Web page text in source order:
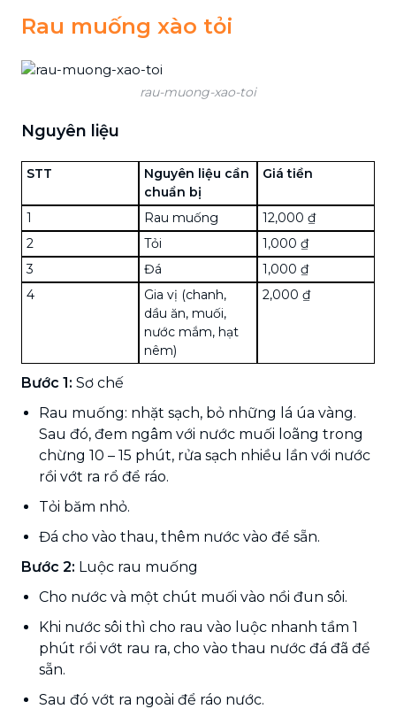
Rau muống xào tỏi
rau-muong-xao-toi
Nguyên liệu
STT
Nguyên liệu cần
chuẩn bị
Giá tiền
1 Rau muống
12,000 ₫
2
Tỏi
1,000 ₫
3
Đá
1,000 ₫
4
Gia vị (chanh,
dầu ăn, muối,
nước mắm, hạt
nêm)
2,000 ₫
Bước 1: Sơ chế
Rau muống: nhặt sạch, bỏ những lá úa vàng.
Sau đó, đem ngâm với nước muối loãng trong
chừng 10 – 15 phút, rửa sạch nhiều lần với nước
rồi vớt ra rổ để ráo.
Tỏi băm nhỏ.
Đá cho vào thau, thêm nước vào để sẵn.
Bước 2: Luộc rau muống
Cho nước và một chút muối vào nồi đun sôi.
Khi nước sôi thì cho rau vào luộc nhanh tầm 1
phút rồi vớt rau ra, cho vào thau nước đá đã để
sẵn.
Sau đó vớt ra ngoài để ráo nước.